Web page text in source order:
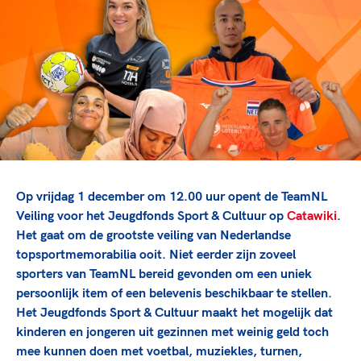
Sportonderzoek
Sportakkoord II
Game Changer
TeamNL kids
Olympische geschiedenis
Nieuwspagina
Columns
Sport gaat niet vanzelf
Veilige en integere sport
Diversiteit en inclusie
Gezonde sportomgeving
Duurzaamheid
Bekwaam sportkader
Vitale clubs en bestuurlijk kader
Clubacties
Handboek Wet- en Regelgeving
Opleidingen en trainingen
High5 Stappenplan
Ruimte voor sport
TeamNL Academie Kalender
Kennisaanbod TeamNL Experts
TeamNL Sport Science Centre
Olympische Spelen LA28
Europese Spelen Istanbul 2027
Topsportbeleid
Topsportfinanciering
Maatschappelijke waarde topsport
Top teamsportcompetities
Op vrijdag 1 december om 12.00 uur opent de TeamNL
Veiling voor het Jeugdfonds Sport & Cultuur op Catawiki.
Het gaat om de grootste veiling van Nederlandse
topsportmemorabilia ooit. Niet eerder zijn zoveel
sporters van TeamNL bereid gevonden om een uniek
persoonlijk item of een belevenis beschikbaar te stellen.
Het Jeugdfonds Sport & Cultuur maakt het mogelijk dat
kinderen en jongeren uit gezinnen met weinig geld toch
mee kunnen doen met voetbal, muziekles, turnen,